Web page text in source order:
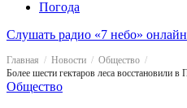
Погода
Слушать радио «7 небо» онлайн
Главная Новости
Общество
Общество